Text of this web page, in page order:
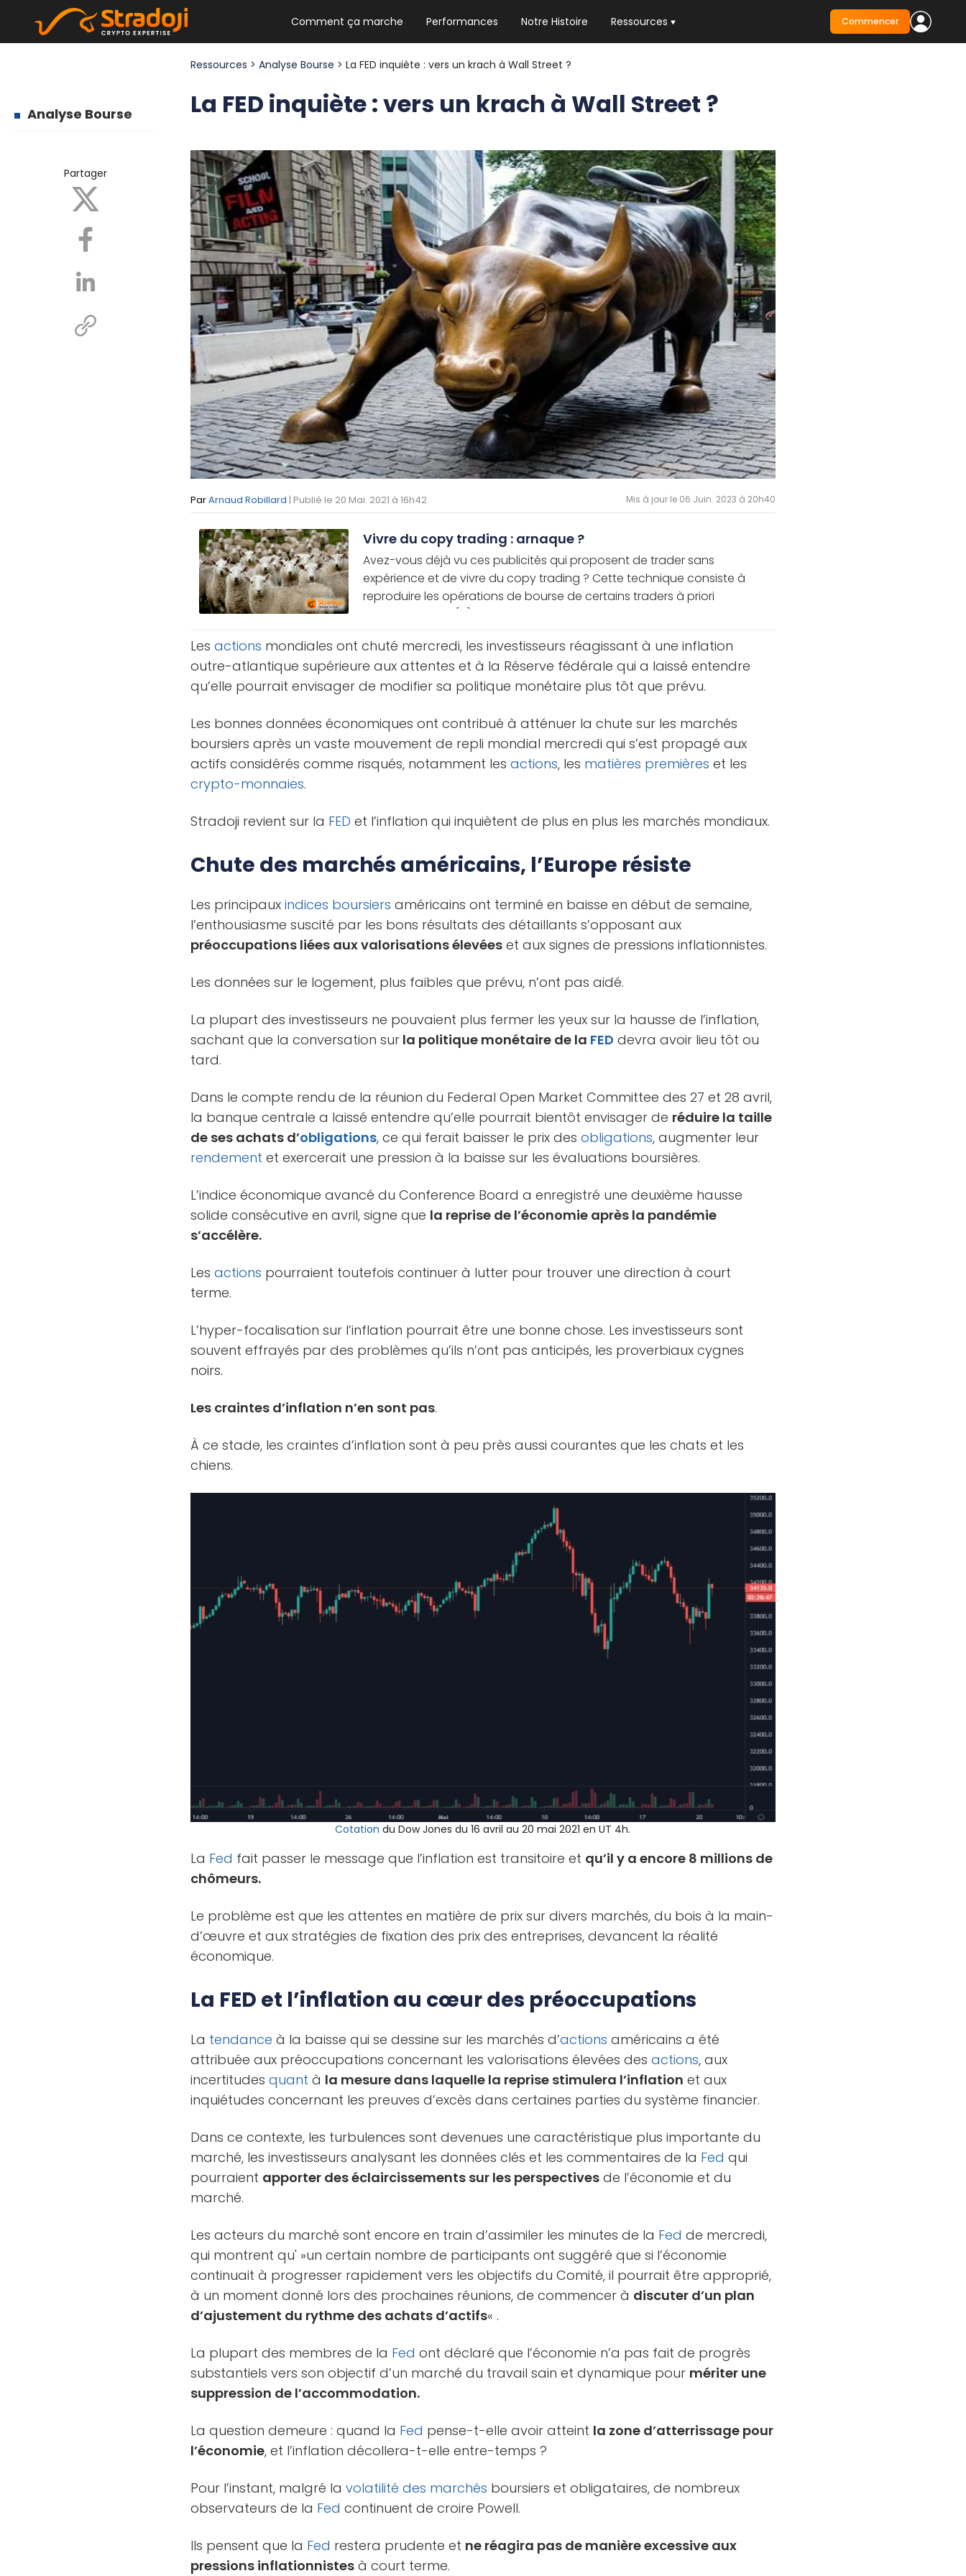
Comment ça marche Performances Notre Histoire Ressources
NEWSLETTER HEBDO
Les news crypto dont vous avez besoin
Le guide ultime pour débuter dans les
cryptomonnaies
Commencer
Analyse Bourse
Partager
Ressources >Analyse Bourse > La FED inquiète : vers un krach à Wall Street ?
La FED inquiète : vers un krach à Wall Street ?
ParArnaud Robillard | Publié le 20 Mai. 2021 à 16h42 Mis à jour le 06 Juin. 2023 à 20h40
Vivre du copy trading : arnaque ?
Avez-vous déjà vu ces publicités qui proposent de trader sans
expérience et de vivre du copy trading ? Cette technique consiste à
reproduire les opérations de bourse de certains traders à priori
expérimentés et [...]
Lesactions mondiales ont chuté mercredi, les investisseurs réagissant à une inflation
outre-atlantique supérieure aux attentes et à la Réserve fédérale qui a laissé entendre
qu’elle pourrait envisager de modifier sa politique monétaire plus tôt que prévu.
Les bonnes données économiques ont contribué à atténuer la chute sur les marchés
boursiers après un vaste mouvement de repli mondial mercredi qui s’est propagé aux
actifs considérés comme risqués, notamment lesactions, les matières premières et les
crypto-monnaies.
Stradoji revient sur la FED et l’inflation qui inquiètent de plus en plus les marchés mondiaux.
Chute des marchés américains, l’Europe résiste
Les principauxindices boursiers américains ont terminé en baisse en début de semaine,
l’enthousiasme suscité par les bons résultats des détaillants s’opposant aux
préoccupations liées aux valorisations élevées et aux signes de pressions inflationnistes.
Les données sur le logement, plus faibles que prévu, n’ont pas aidé.
La plupart des investisseurs ne pouvaient plus fermer les yeux sur la hausse de l’inflation,
sachant que la conversation sur la politique monétaire de la FED devra avoir lieu tôt ou
tard.
Dans le compte rendu de la réunion du Federal Open Market Committee des 27 et 28 avril,
la banque centrale a laissé entendre qu’elle pourrait bientôt envisager de réduire la taille
de ses achats d’obligations, ce qui ferait baisser le prix desobligations, augmenter leur
rendement et exercerait une pression à la baisse sur les évaluations boursières.
L’indice économique avancé du Conference Board a enregistré une deuxième hausse
solide consécutive en avril, signe que la reprise de l’économie après la pandémie
s’accélère.
Lesactions pourraient toutefois continuer à lutter pour trouver une direction à court
terme.
L’hyper-focalisation sur l’inflation pourrait être une bonne chose. Les investisseurs sont
souvent effrayés par des problèmes qu’ils n’ont pas anticipés, les proverbiaux cygnes
noirs.
Les craintes d’inflation n’en sont pas.
À ce stade, les craintes d’inflation sont à peu près aussi courantes que les chats et les
chiens.
Cotation du Dow Jones du 16 avril au 20 mai 2021 en UT 4h.
La Fed fait passer le message que l’inflation est transitoire et qu’il y a encore 8 millions de
chômeurs.
Le problème est que les attentes en matière de prix sur divers marchés, du bois à la main-
d’œuvre et aux stratégies de fixation des prix des entreprises, devancent la réalité
économique.
La FED et l’inflation au cœur des préoccupations
La tendance à la baisse qui se dessine sur les marchés d’actions américains a été
attribuée aux préoccupations concernant les valorisations élevées desactions, aux
incertitudesquant à la mesure dans laquelle la reprise stimulera l’inflation et aux
inquiétudes concernant les preuves d’excès dans certaines parties du système financier.
Dans ce contexte, les turbulences sont devenues une caractéristique plus importante du
marché, les investisseurs analysant les données clés et les commentaires de la Fed qui
pourraient apporter des éclaircissements sur les perspectives de l’économie et du
marché.
Les acteurs du marché sont encore en train d’assimiler les minutes de la Fed de mercredi,
qui montrent qu' »un certain nombre de participants ont suggéré que si l’économie
continuait à progresser rapidement vers les objectifs du Comité, il pourrait être approprié,
à un moment donné lors des prochaines réunions, de commencer à discuter d’un plan
d’ajustement du rythme des achats d’actifs« .
La plupart des membres de la Fed ont déclaré que l’économie n’a pas fait de progrès
substantiels vers son objectif d’un marché du travail sain et dynamique pour mériter une
suppression de l’accommodation.
La question demeure : quand la Fed pense-t-elle avoir atteint la zone d’atterrissage pour
l’économie, et l’inflation décollera-t-elle entre-temps ?
Pour l’instant, malgré lavolatilité des marchés boursiers et obligataires, de nombreux
observateurs de la Fed continuent de croire Powell.
Ils pensent que la Fed restera prudente et ne réagira pas de manière excessive aux
pressions inflationnistes à court terme.